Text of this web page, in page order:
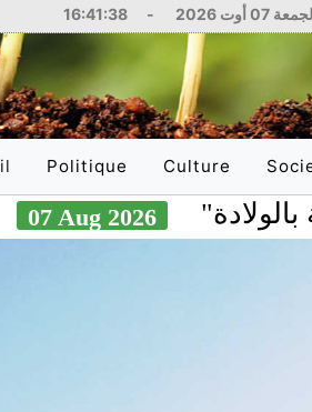
07 أوت 2026 -
16:41:39
Politique
National
Culture
Littérature
07 Aug 2026